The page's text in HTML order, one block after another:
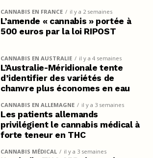
CANNABIS EN FRANCE il y a 2 semaines
L’amende « cannabis » portée à
500 euros par la loi RIPOST
CANNABIS EN AUSTRALIE il y a 4 semaines
L’Australie-Méridionale tente
d’identifier des variétés de
chanvre plus économes en eau
CANNABIS EN ALLEMAGNE il y a 3 semaines
Les patients allemands
privilégient le cannabis médical à
forte teneur en THC
CANNABIS MÉDICAL il y a 3 semaines